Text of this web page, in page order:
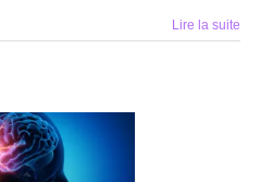
Lire la suite